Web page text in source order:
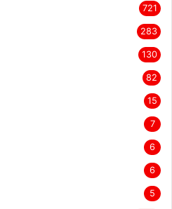
721
283
130
82
15
7
6
6
5